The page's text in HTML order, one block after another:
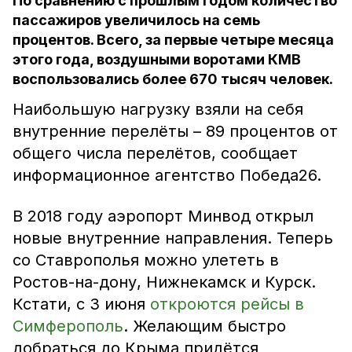
пассажиров увеличилось на семь
процентов. Всего, за первые четыре месяца
этого года, воздушными воротами КМВ
воспользовались более 670 тысяч человек.
Наибольшую нагрузку взяли на себя
внутренние перелёты – 89 процентов от
общего числа перелётов, сообщает
информационное агентство Победа26.
В 2018 году аэропорт Минвод открыл
новые внутренние направления. Теперь
со Ставрополья можно улететь в
Ростов-на-дону, Нижнекамск и Курск.
Кстати, с 3 июня откроются рейсы в
Симферополь. Желающим быстро
добраться до Крыма придётся